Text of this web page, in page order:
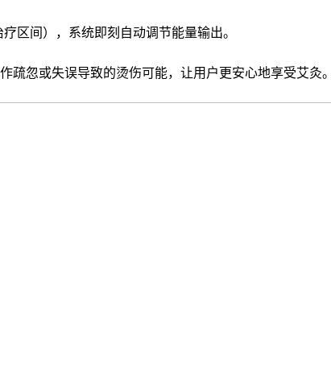
区间），系统即刻自动调节能量输出。
忽或失误导致的烫伤可能，让用户更安心地享受艾灸。